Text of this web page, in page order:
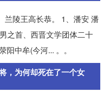
兰陵王高长恭。 1、潘安 潘
之首、西晋文学团体二十
阳中牟(今河... 。。
，为何却死在了一个女